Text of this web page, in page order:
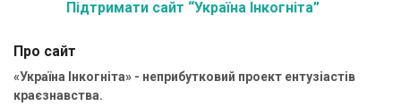
Підтримати сайт “Україна Інкогніта”
Про сайт
«Україна Інкогніта» - неприбутковий проект ентузіастів
краєзнавства.